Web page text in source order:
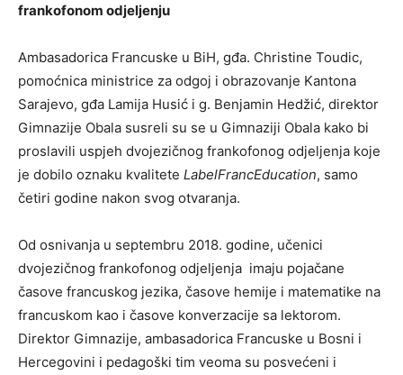
frankofonom odjeljenju
Ambasadorica Francuske u BiH, gđa. Christine Toudic,
pomoćnica ministrice za odgoj i obrazovanje Kantona
Sarajevo, gđa Lamija Husić i g. Benjamin Hedžić, direktor
Gimnazije Obala susreli su se u Gimnaziji Obala kako bi
proslavili uspjeh dvojezičnog frankofonog odjeljenja koje
je dobilo oznaku kvalitete LabelFrancEducation, samo
četiri godine nakon svog otvaranja.
Od osnivanja u septembru 2018. godine, učenici
dvojezičnog frankofonog odjeljenja imaju pojačane
časove francuskog jezika, časove hemije i matematike na
francuskom kao i časove konverzacije sa lektorom.
Direktor Gimnazije, ambasadorica Francuske u Bosni i
Hercegovini i pedagoški tim veoma su posvećeni i